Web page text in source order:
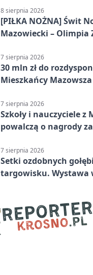
8 sierpnia 2026
[PIŁKA NOŻNA] Świt
Mazowiecki – Olimpia
Grupa 1 (Grupa I)
7 sierpnia 2026
30 mln zł do
Mieszkańcy
7 sierpnia 2026
Szkoły i nauczyciele z
powalczą o nagrody
7 sierpnia 2026
Setki ozdobnych
targowisku. Wystawa